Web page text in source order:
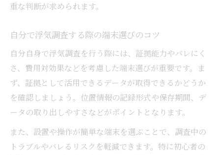
重な判断が求められます。
自分で浮気調査する際の端末選びのコツ
自分自身で浮気調査を行う際には、証拠能力やバレにく
さ、費用対効果などを考慮した端末選びが重要です。ま
ず、証拠として活用できるデータが取得できるかどうか
を確認しましょう。位置情報の記録形式や保存期間、デ
ータの取り出しやすさなどがポイントとなります。
また、設置や操作が簡単な端末を選ぶことで、調査中の
トラブルやバレるリスクを軽減できます。特に初心者の